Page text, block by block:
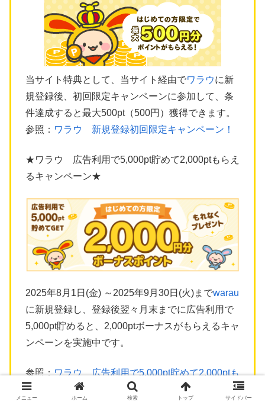
当サイト特典として、当サイト経由でワラウに新
規登録後、初回限定キャンペーンに参加して、条
件達成すると最大500pt（500円）獲得できます。
参照： ワラウ 新規登録初回限定キャンペーン！
★ワラウ 広告利用で5,000pt貯めて2,000ptもらえ
るキャンペーン★
2025年8月1日(金) ～2025年9月30日(火)までwarau
に新規登録し、登録後翌々月末までに広告利用で
5,000pt貯めると、2,000ptボーナスがもらえるキャ
ンペーンを実施中です。
参照：ワラウ 広告利用で5,000pt貯めて2,000ptも
らえるキャンペーン
メニュー ホーム 検索 トップ サイドバー